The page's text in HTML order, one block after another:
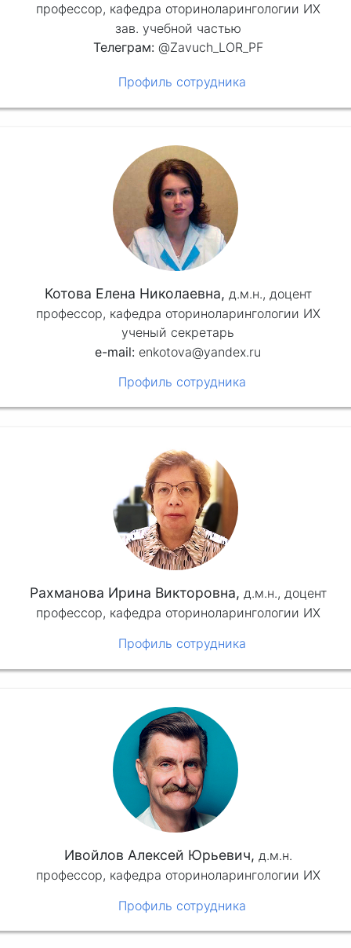
профессор, кафедра оториноларингологии ИХ
зав. учебной частью
Телеграм: @Zavuch_LOR_PF
Профиль сотрудника
Котова Елена Николаевна, д.м.н., доцент
профессор, кафедра оториноларингологии ИХ
ученый секретарь
enkotova@yandex.ru
Профиль сотрудника
Рахманова Ирина Викторовна, д.м.н., доцент
профессор, кафедра оториноларингологии ИХ
Профиль сотрудника
Ивойлов Алексей Юрьевич, д.м.н.
профессор, кафедра оториноларингологии ИХ
Профиль сотрудника